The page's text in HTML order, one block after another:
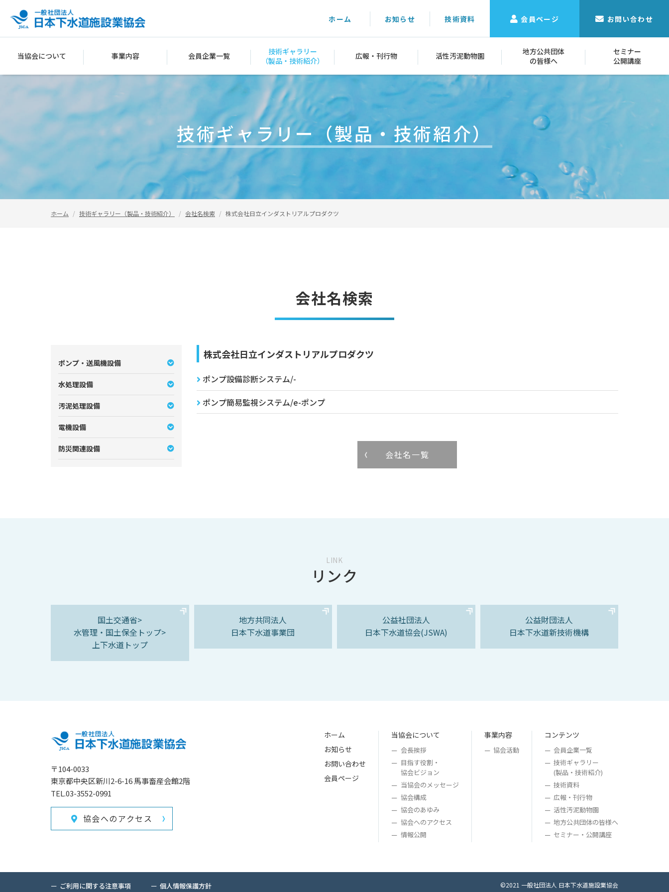
ホーム お知らせ 技術資料 会員ページ お問い合わせ
当協会について 事業内容 会員企業一覧
技術ギャラリー
（製品・技術紹介）
広報・刊行物 活性汚泥動物園
地方公共団体
の皆様へ
セミナー
公開講座
技術ギャラリー（製品・技術紹介）
ホーム 技術ギャラリー（製品・技術紹介） 会社名検索 株式会社日立インダストリアルプロダクツ
会社名検索
ポンプ・送風機設備
水処理設備
汚泥処理設備
電機設備
防災関連設備
株式会社日立インダストリアルプロダクツ
ポンプ設備診断システム/-
ポンプ簡易監視システム/e-ポンプ
会社名一覧
LINK
リンク
国土交通省>
水管理・国土保全トップ>
上下水道トップ
地方共同法人
日本下水道事業団
公益社団法人
日本下水道協会(JSWA)
公益財団法人
日本下水道新技術機構
〒104-0033
東京都中央区新川2-6-16 馬事畜産会館2階
TEL.03-3552-0991
協会へのアクセス
ホーム
お知らせ
お問い合わせ
会員ページ
当協会について
会長挨拶
目指す役割・
協会ビジョン
当協会のメッセージ
協会構成
協会のあゆみ
協会へのアクセス
情報公開
事業内容
協会活動
コンテンツ
会員企業一覧
技術ギャラリー
(製品・技術紹介)
技術資料
広報・刊行物
活性汚泥動物園
地方公共団体の皆様へ
セミナー・公開講座
ご利用に関する注意事項 個人情報保護方針 ©2021 一般社団法人 日本下水道施設業協会